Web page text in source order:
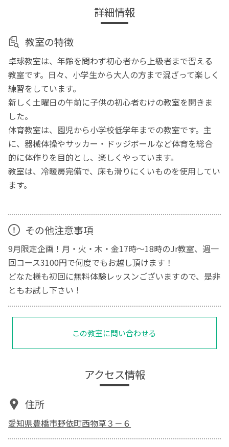
詳細情報
教室の特徴
卓球教室は、年齢を問わず初心者から上級者まで習える
教室です。日々、小学生から大人の方まで混ざって楽しく
練習をしています。
新しく土曜日の午前に子供の初心者むけの教室を開きま
した。
体育教室は、園児から小学校低学年までの教室です。主
に、器械体操やサッカー・ドッジボールなど体育を総合
的に体作りを目的とし、楽しくやっています。
教室は、冷暖房完備で、床も滑りにくいものを使用してい
ます。
その他注意事項
9月限定企画！月・火・木・金17時～18時のJr教室、週一
回コース3100円で何度でもお越し頂けます！
どなた様も初回に無料体験レッスンございますので、是非
ともお試し下さい！
この教室に問い合わせる
アクセス情報
住所
愛知県豊橋市野依町西物草３－６